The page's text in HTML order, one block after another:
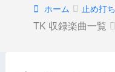
ホーム 止め打
TK 収録楽曲一覧